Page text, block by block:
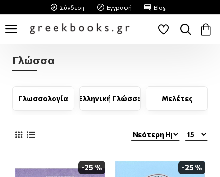
Σύνδεση Εγγραφή Blog
Γλώσσα
Γλωσσολογία Ελληνική Γλώσσα Μελέτες
-25 % -25 %